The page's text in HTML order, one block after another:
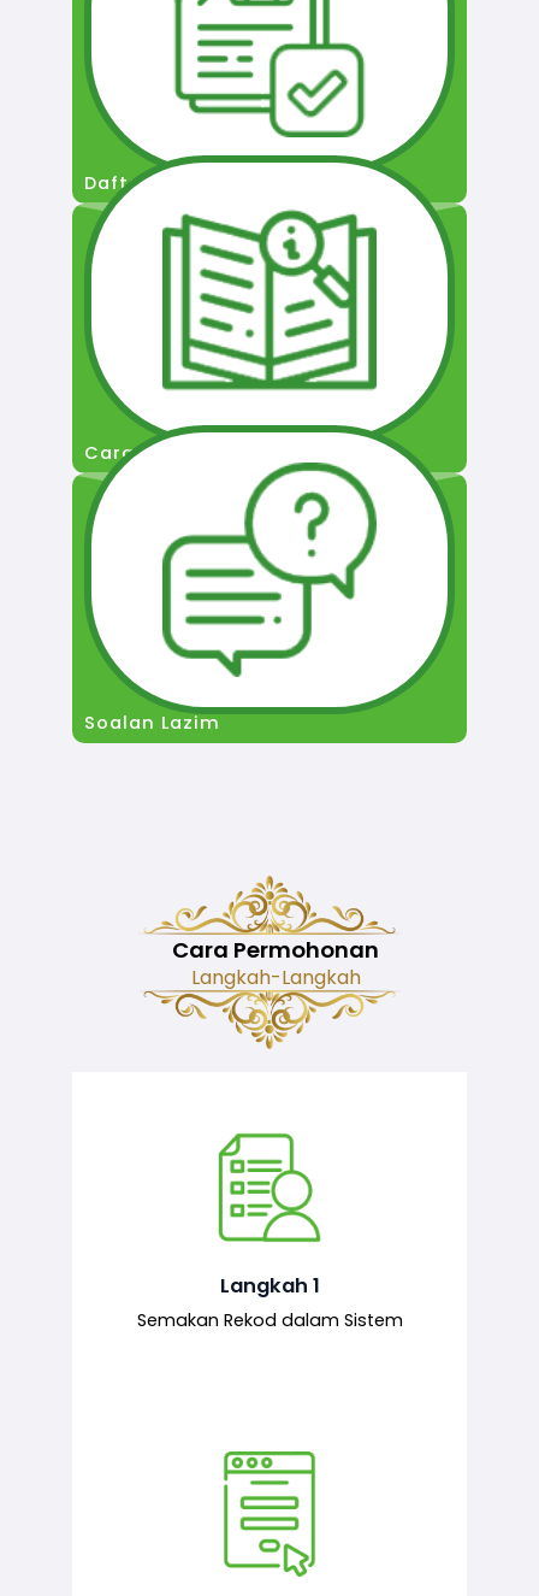
Daftar Pengguna
Cara Permohonan
Soalan Lazim
Cara Permohonan
Langkah-Langkah
Langkah 1
Semakan Rekod dalam Sistem
Semakan ke atas sejarah permohonan
yang pernah dibuat oleh pemohon,
Pemohon mengisi borang
permohonan bagi pendaftaran